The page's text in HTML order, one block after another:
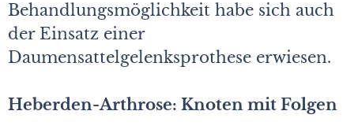
Behandlungsmöglichkeit habe sich auch
der Einsatz einer
Daumensattelgelenksprothese erwiesen.
Heberden-Arthrose: Knoten mit Folgen